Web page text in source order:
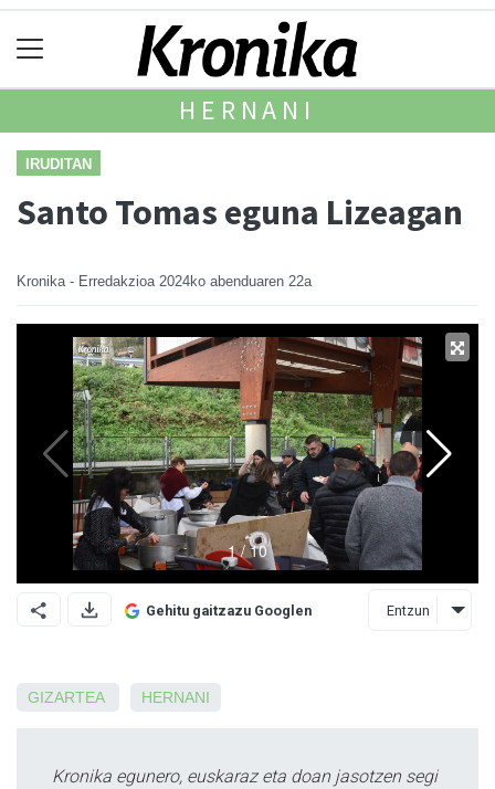
HERNANI
IRUDITAN
Santo Tomas eguna Lizeagan
Kronika - Erredakzioa 2024ko abenduaren 22a
Gehitu gaitzazu Googlen Entzun
GIZARTEA HERNANI
Kronika egunero, euskaraz eta doan jasotzen segi